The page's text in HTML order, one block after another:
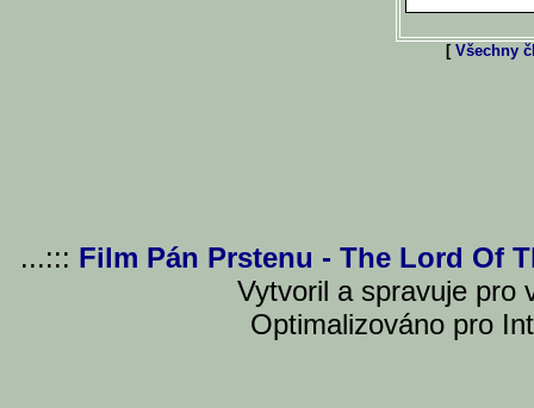
[ Všechny
...::: Film Pán Prstenu - The Lord Of
Vytvoril a spravuje pro
Optimalizováno pro